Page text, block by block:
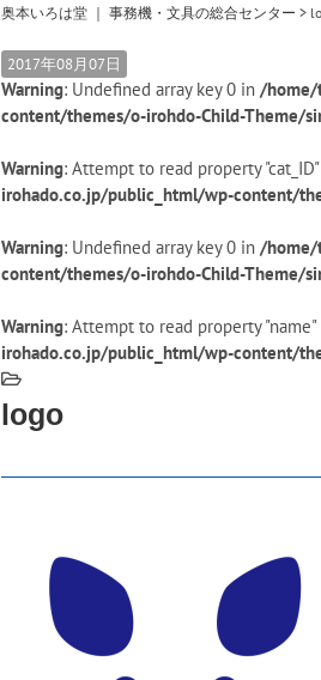
奥本いろは堂 ｜ 事務機・文具の総合センター >
2017年08月07日
Warning: Undefined array key 0 in /home/
content/themes/o-irohdo-Child-Theme/
Warning: Attempt to read property
irohado.co.jp/public_html/wp-content/
Warning: Undefined array key 0 in /home/
content/themes/o-irohdo-Child-Theme/
Warning: Attempt to read property
irohado.co.jp/public_html/wp-content/
logo